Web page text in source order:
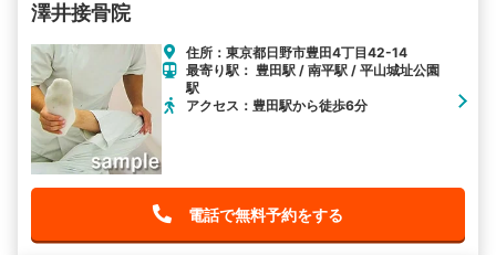
澤井接骨院
住所：東京都日野市豊田4丁目42-14
最寄り駅： 豊田駅 / 南平駅 / 平山城址公園
駅
アクセス：豊田駅から徒歩6分
電話で無料予約をする